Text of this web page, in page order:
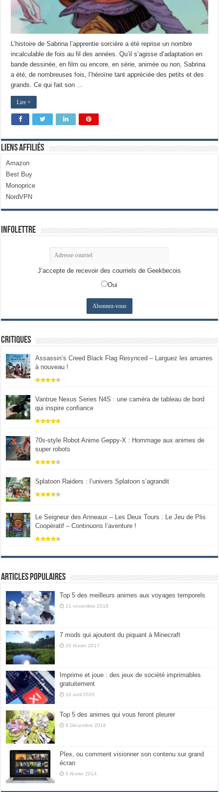
L’histoire de Sabrina l’apprentie sorcière a été reprise un nombre
incalculable de fois au fil des années. Qu’il s’agisse d’adaptation en
bande dessinée, en film ou encore, en série, animée ou non, Sabrina
a été, de nombreuses fois, l’héroïne tant appréciée des petits et des
grands. Ce qui fait son …
Lire +
Liens Affiliés
Amazon
Best Buy
Monoprice
NordVPN
Infolettre
J’accepte de recevoir des courriels de Geekbecois
Oui
Critiques
Assassin’s Creed Black Flag Resynced – Larguez les amarres
à nouveau !
Vantrue Nexus Series N4S : une caméra de tableau de bord
qui inspire confiance
70s-style Robot Anime Geppy-X : Hommage aux animes de
super robots
Splatoon Raiders : l’univers Splatoon s’agrandit
Le Seigneur des Anneaux – Les Deux Tours : Le Jeu de Plis
Coopératif – Continuons l’aventure !
Articles populaires
Top 5 des meilleurs animes aux voyages temporels
21 novembre 2018
7 mods qui ajoutent du piquant à Minecraft
20 février 2017
Imprime et joue : des jeux de société imprimables
gratuitement
10 avril 2020
Top 5 des animes qui vous feront pleurer
8 Décembre 2018
Plex, ou comment visionner son contenu sur grand
écran
5 février 2014